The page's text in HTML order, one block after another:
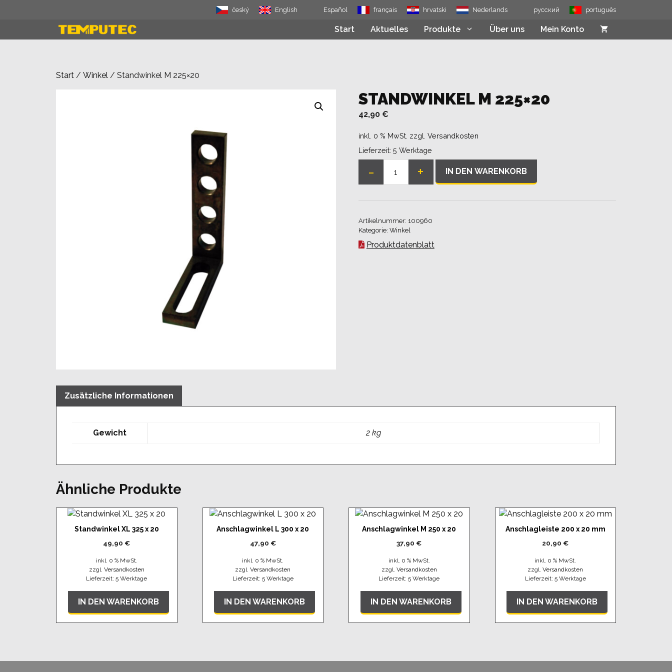
český English Español français hrvatski Nederlands русский português
Start Aktuelles Produkte Über uns Mein Konto
Start / Winkel / Standwinkel M 225×20
STANDWINKEL M 225×20
42,90 €
inkl. 0 % MwSt. zzgl. Versandkosten
Lieferzeit: 5 Werktage
-
Standwinkel
225x20
+ IN DEN WARENKORB
Artikelnummer: 100960
Kategorie: Winkel
Produktdatenblatt
Zusätzliche Informationen
Gewicht 2 kg
Ähnliche Produkte
Standwinkel XL 325 x 20
49,90 €
inkl. 0 % MwSt.
zzgl. Versandkosten
Lieferzeit:5 Werktage
IN DEN WARENKORB
Anschlagwinkel L 300 x 20
47,90 €
inkl. 0 % MwSt.
zzgl.Versandkosten
Lieferzeit: 5 Werktage
IN DEN WARENKORB
Anschlagwinkel M 250 x 20
37,90 €
inkl. 0 % MwSt.
zzgl. Versandkosten
Lieferzeit:5 Werktage
IN DEN WARENKORB
Anschlagleiste 200 x 20 mm
20,90 €
inkl. 0 % MwSt.
zzgl.Versandkosten
Lieferzeit: 5 Werktage
IN DEN WARENKORB
Menge